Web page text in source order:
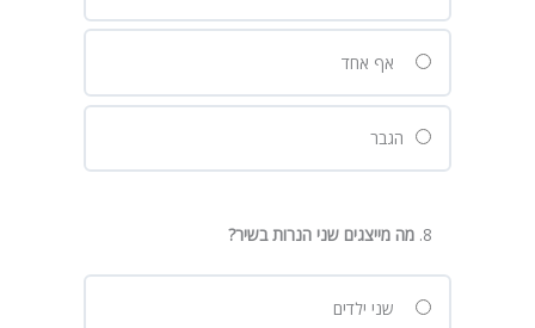
אף אחד
הגבר
מה מייצגים שני הנרות בשיר?
שני ילדים